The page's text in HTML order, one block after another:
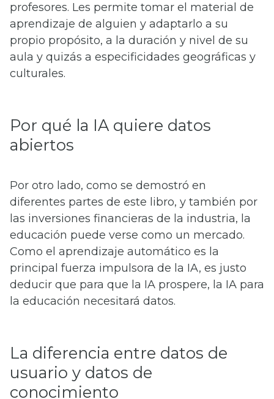
profesores. Les permite tomar el material de
aprendizaje de alguien y adaptarlo a su
propio propósito, a la duración y nivel de su
aula y quizás a especificidades geográficas y
culturales.
Por qué la IA quiere datos
abiertos
Por otro lado, como se demostró en
diferentes partes de este libro, y también por
las inversiones financieras de la industria, la
educación puede verse como un mercado.
Como el aprendizaje automático es la
principal fuerza impulsora de la IA, es justo
deducir que para que la IA prospere, la IA para
la educación necesitará datos.
La diferencia entre datos de
usuario y datos de
conocimiento